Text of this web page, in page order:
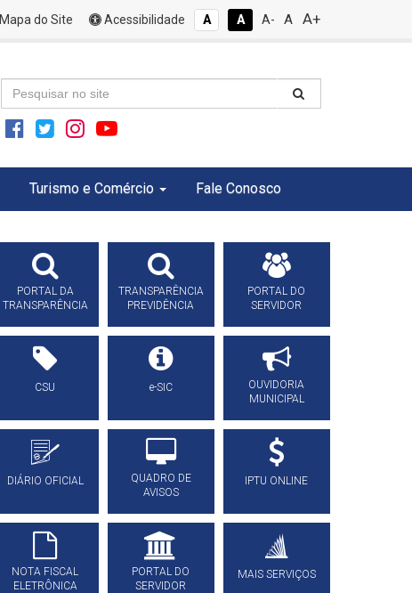
Mapa do Site Acessibilidade A A A- A A+
Turismo e Comércio Fale Conosco
PORTAL DA
TRANSPARÊNCIA
TRANSPARÊNCIA
PREVIDÊNCIA
PORTAL DO
SERVIDOR
CSU e-SIC
OUVIDORIA
MUNICIPAL
DIÁRIO OFICIAL
QUADRO DE
AVISOS
IPTU ONLINE
NOTA FISCAL
ELETRÔNICA
PORTAL DO
SERVIDOR
MAIS SERVIÇOS